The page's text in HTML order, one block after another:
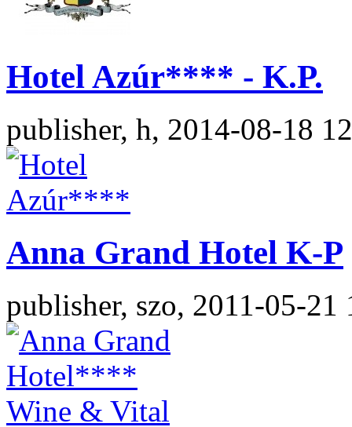
Hotel Azúr**** - K.P.
publisher, h, 2014-08-18
Anna Grand Hotel K-P
publisher, szo, 2011-05-21